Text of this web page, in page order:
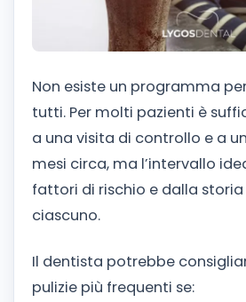
Non esiste un programma
tutti. Per molti pazienti è
a una visita di controllo e a
mesi circa, ma l’intervallo
fattori di rischio e dalla
ciascuno.
Il dentista potrebbe
pulizie più frequenti se: